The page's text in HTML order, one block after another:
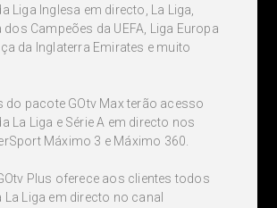
Liga Inglesa em directo, La Liga,
dos Campeões da UEFA, Liga Europa
da Inglaterra Emirates e muito
do pacote GOtv Max terão acesso
La Liga e Série A em directo nos
Máximo 3 e Máximo 360.
Plus oferece aos clientes todos
Liga em directo no canal